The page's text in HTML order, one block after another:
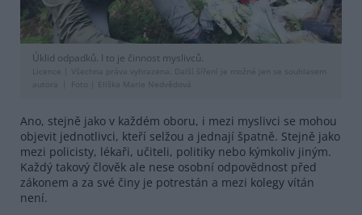
Úklid odpadků. I to je činnost myslivců.
Licence |
Všechna práva vyhrazena. Další šíření je možné jen se souhlasem
autora
Foto | Eliška Marie Nedvědová
Ano, stejně jako v každém oboru, i mezi myslivci se mohou
objevit jednotlivci, kteří selžou a jednají špatně. Stejně jako
mezi policisty, lékaři, učiteli, politiky nebo kýmkoliv jiným.
Každý takový člověk ale nese osobní odpovědnost před
zákonem a za své činy je potrestán a mezi kolegy vítán
není.